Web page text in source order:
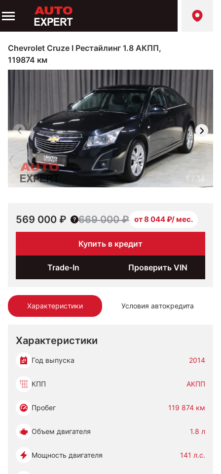
Chevrolet Cruze I Рестайлинг 1.8 АКПП,
119874 км
Характеристики Условия автокредита
Характеристики
Год выпуска 2014
КПП АКПП
Пробег 119 874 км
Объем двигателя 1.8 л
Мощность двигателя 141 л.с.
1 / 14
569 000 ₽ 669 000 ₽ от 8 044 ₽/ мес.
Купить в кредит
Trade-In Проверить VIN